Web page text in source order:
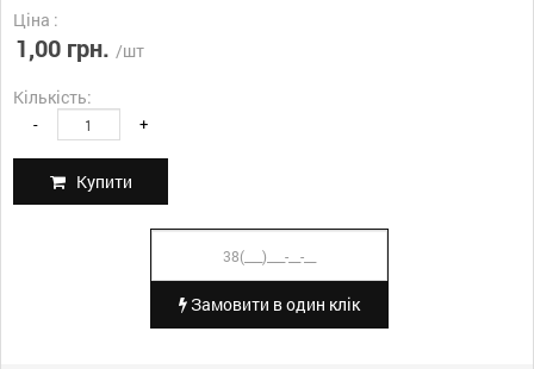
Ціна :
1,00 грн. /шт
Кількість:
- +
Купити
Замовити в один клік